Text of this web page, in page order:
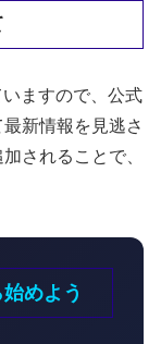
ますので、公式
新情報を見逃さ
されることで、
めよう